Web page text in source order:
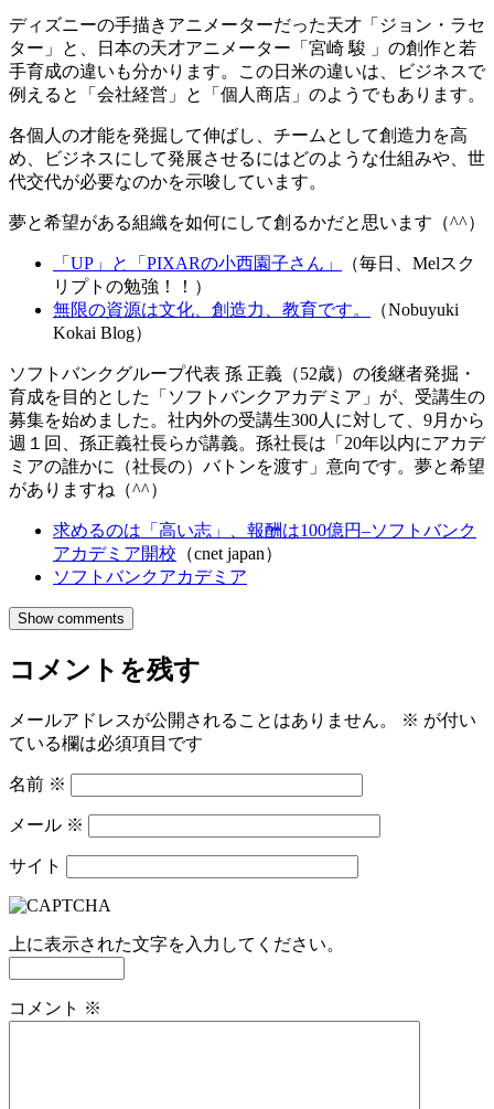
ディズニーの手描きアニメーターだった天才「ジョン・ラセ
ター」と、日本の天才アニメーター「宮崎 駿 」の創作と若
手育成の違いも分かります。この日米の違いは、ビジネスで
例えると「会社経営」と「個人商店」のようでもあります。
各個人の才能を発掘して伸ばし、チームとして創造力を高
め、ビジネスにして発展させるにはどのような仕組みや、世
代交代が必要なのかを示唆しています。
夢と希望がある組織を如何にして創るかだと思います（^^）
「UP」と「PIXARの小西園子さん」
（毎日、Melスク
リプトの勉強！！）
無限の資源は文化、創造力、教育です。
（Nobuyuki
Kokai Blog）
ソフトバンクグループ代表 孫 正義（52歳）の後継者発掘・
育成を目的とした「ソフトバンクアカデミア」が、受講生の
募集を始めました。社内外の受講生300人に対して、9月から
週１回、孫正義社長らが講義。孫社長は「20年以内にアカデ
ミアの誰かに（社長の）バトンを渡す」意向です。夢と希望
がありますね（^^）
求めるのは「高い志」、報酬は100億円–ソフトバンク
アカデミア開校 （cnet japan）
ソフトバンクアカデミア
Show comments
コメントを残す
メールアドレスが公開されることはありません。 ※ が付い
ている欄は必須項目です
名前 ※
メール ※
サイト
上に表示された文字を入力してください。
コメント ※